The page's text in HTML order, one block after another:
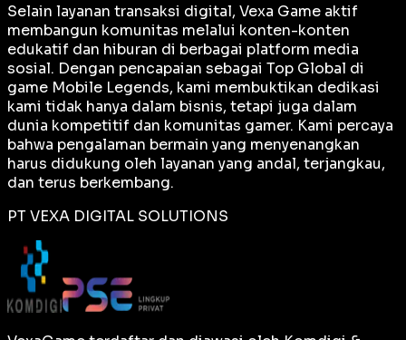
Selain layanan transaksi digital, Vexa Game aktif
membangun komunitas melalui konten-konten
edukatif dan hiburan di berbagai platform media
sosial. Dengan pencapaian sebagai Top Global di
game Mobile Legends, kami membuktikan dedikasi
kami tidak hanya dalam bisnis, tetapi juga dalam
dunia kompetitif dan komunitas gamer. Kami percaya
bahwa pengalaman bermain yang menyenangkan
harus didukung oleh layanan yang andal, terjangkau,
dan terus berkembang.
PT VEXA DIGITAL SOLUTIONS